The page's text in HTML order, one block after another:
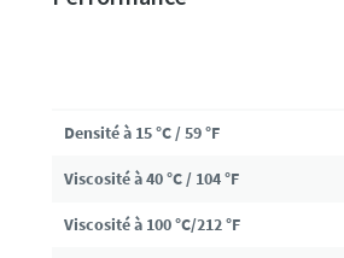
Densité à 15 °C / 59 °F
Viscosité à 40 °C / 104 °F
Viscosité à 100 °C/212 °F